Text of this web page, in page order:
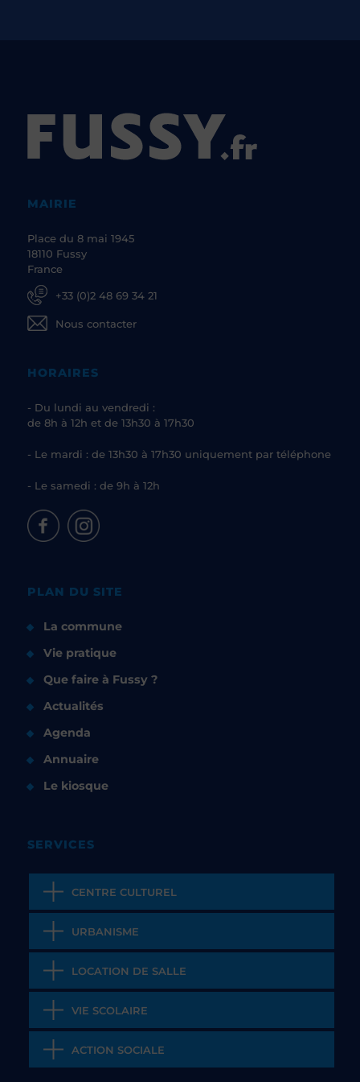
MAIRIE
Place du 8 mai 1945
18110 Fussy
France
+33 (0)2 48 69 34 21
Nous contacter
HORAIRES
- Du lundi au vendredi :
de 8h à 12h et de 13h30 à 17h30
- Le mardi : de 13h30 à 17h30 uniquement par téléphone
- Le samedi : de 9h à 12h
PLAN DU SITE
La commune
Vie pratique
Que faire à Fussy ?
Actualités
Agenda
Annuaire
Le kiosque
SERVICES
CENTRE CULTUREL
URBANISME
LOCATION DE SALLE
VIE SCOLAIRE
ACTION SOCIALE